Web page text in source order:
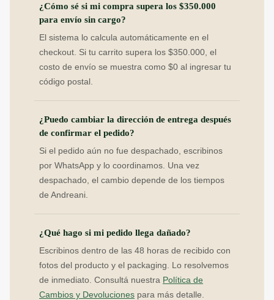
¿Cómo sé si mi compra supera los $350.000
para envío sin cargo?
El sistema lo calcula automáticamente en el
checkout. Si tu carrito supera los $350.000, el
costo de envío se muestra como $0 al ingresar tu
código postal.
¿Puedo cambiar la dirección de entrega después
de confirmar el pedido?
Si el pedido aún no fue despachado, escribinos
por WhatsApp y lo coordinamos. Una vez
despachado, el cambio depende de los tiempos
de Andreani.
¿Qué hago si mi pedido llega dañado?
Escribinos dentro de las 48 horas de recibido con
fotos del producto y el packaging. Lo resolvemos
de inmediato. Consultá nuestra Política de
Cambios y Devoluciones para más detalle.